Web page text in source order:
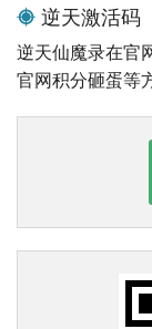
逆天激活码
逆天仙魔录在官
官网积分砸蛋等